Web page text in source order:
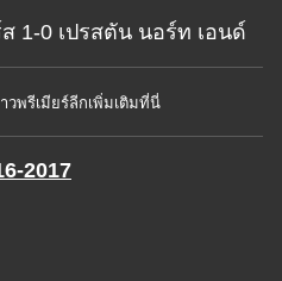
1-0 เปรสตัน นอร์ท เอนด์
วพรีเมียร์ลีกเพิ่มเติมที่นี่
2017